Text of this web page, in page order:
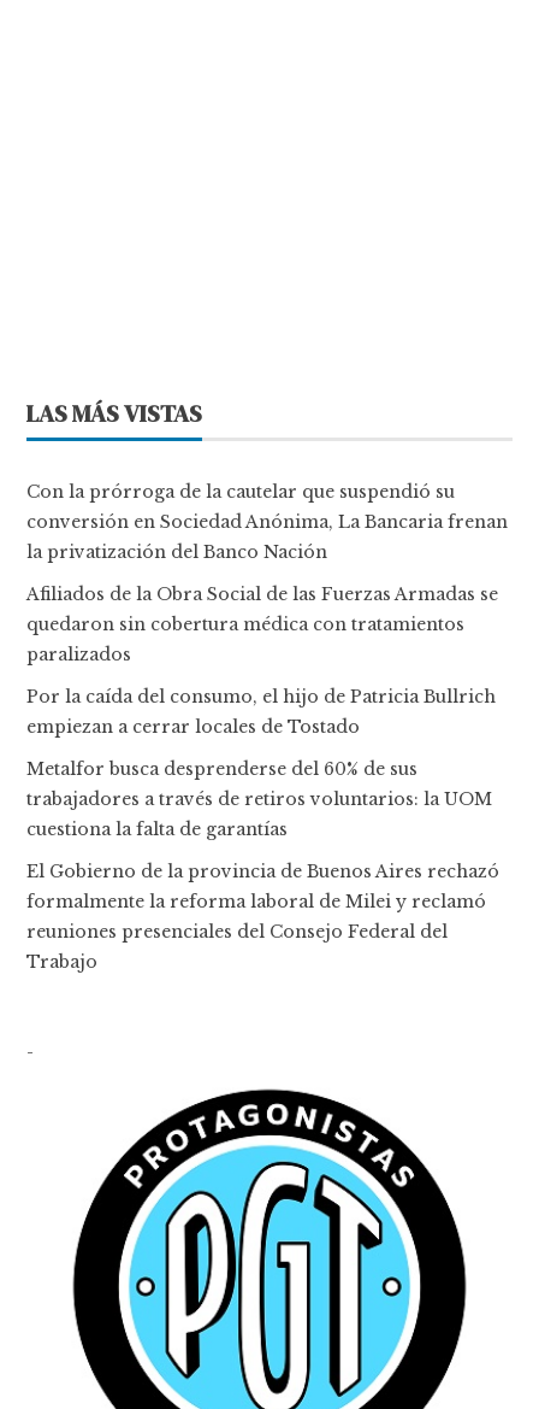
LAS MÁS VISTAS
Con la prórroga de la cautelar que suspendió su
conversión en Sociedad Anónima, La Bancaria frenan
la privatización del Banco Nación
Afiliados de la Obra Social de las Fuerzas Armadas se
quedaron sin cobertura médica con tratamientos
paralizados
Por la caída del consumo, el hijo de Patricia Bullrich
empiezan a cerrar locales de Tostado
Metalfor busca desprenderse del 60% de sus
trabajadores a través de retiros voluntarios: la UOM
cuestiona la falta de garantías
El Gobierno de la provincia de Buenos Aires rechazó
formalmente la reforma laboral de Milei y reclamó
reuniones presenciales del Consejo Federal del
Trabajo
-